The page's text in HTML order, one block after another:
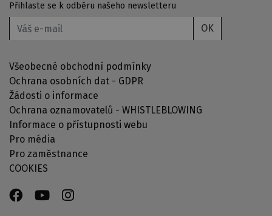
Přihlaste se k odběru našeho newsletteru
OK
Všeobecné obchodní podmínky
Ochrana osobních dat - GDPR
Žádosti o informace
Ochrana oznamovatelů - WHISTLEBLOWING
Informace o přístupnosti webu
Pro média
Pro zaměstnance
COOKIES